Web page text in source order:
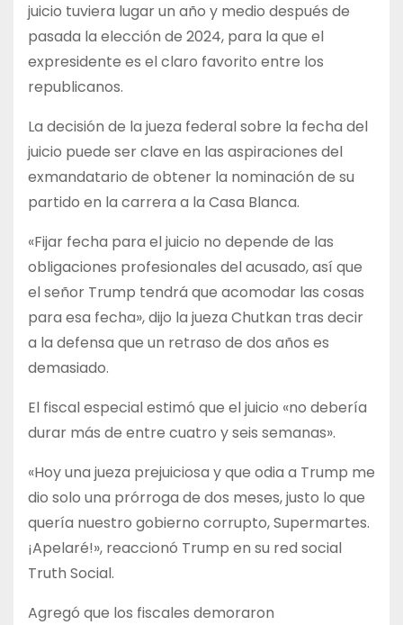
juicio tuviera lugar un año y medio después de
pasada la elección de 2024, para la que el
expresidente es el claro favorito entre los
republicanos.
La decisión de la jueza federal sobre la fecha del
juicio puede ser clave en las aspiraciones del
exmandatario de obtener la nominación de su
partido en la carrera a la Casa Blanca.
«Fijar fecha para el juicio no depende de las
obligaciones profesionales del acusado, así que
el señor Trump tendrá que acomodar las cosas
para esa fecha», dijo la jueza Chutkan tras decir
a la defensa que un retraso de dos años es
demasiado.
El fiscal especial estimó que el juicio «no debería
durar más de entre cuatro y seis semanas».
«Hoy una jueza prejuiciosa y que odia a Trump me
dio solo una prórroga de dos meses, justo lo que
quería nuestro gobierno corrupto, Supermartes.
¡Apelaré!», reaccionó Trump en su red social
Truth Social.
Agregó que los fiscales demoraron